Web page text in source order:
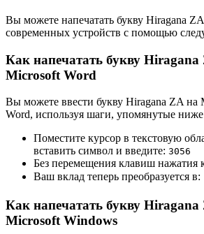
Вы можете напечатать букву Hiragana
современных устройств с помощью
Как напечатать букву
Microsoft Word
Вы можете ввести букву Hiragana ZA на
Word, используя шаги, упомянутые
Поместите курсор в текстовую
вставить символ и введите: 3056
Без перемещения клавиш нажатия
Ваш вклад теперь преобразуется в:
Как напечатать букву
Microsoft Windows